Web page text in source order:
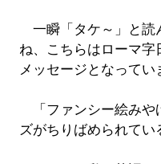
一瞬「タケ～」と読
ね、こちらはローマ
メッセージとなってい
「ファンシー絵みや
ズがちりばめられてい